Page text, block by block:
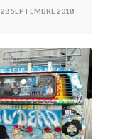
28 SEPTEMBRE 2018